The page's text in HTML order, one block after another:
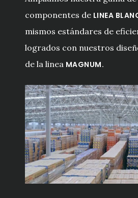
componentes de LINEA
mismos estándares de
logrados con nuestros
de la linea MAGNUM.